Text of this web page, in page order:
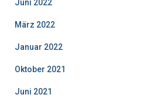
Juni 2022
März 2022
Januar 2022
Oktober 2021
Juni 2021